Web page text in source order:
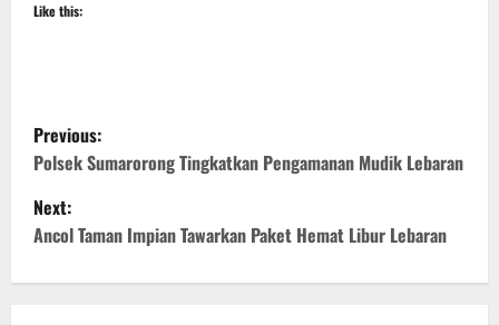
Like this:
P
o
s
Previous:
Polsek Sumarorong Tingkatkan Pengamanan Mudik Lebaran
Next:
Ancol Taman Impian Tawarkan Paket Hemat Libur Lebaran